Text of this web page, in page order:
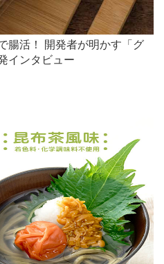
腸活！ 開発者が明かす「グ
インタビュー